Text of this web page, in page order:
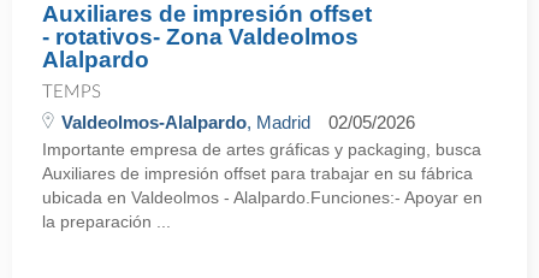
Auxiliares de impresión offset
- rotativos- Zona Valdeolmos
Alalpardo
TEMPS
Valdeolmos-Alalpardo, Madrid 02/05/2026
Importante empresa de artes gráficas y packaging, busca
Auxiliares de impresión offset para trabajar en su fábrica
ubicada en Valdeolmos - Alalpardo.Funciones:- Apoyar en
la preparación ...